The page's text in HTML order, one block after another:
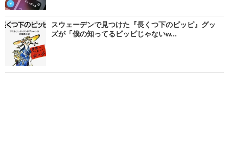
スウェーデンで見つけた『長くつ下のピッピ』グッ
ズが「僕の知ってるピッピじゃないw...